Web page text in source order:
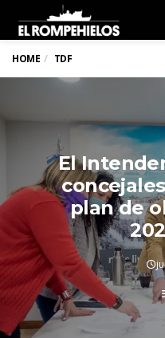
HOME TDF
El
plan de